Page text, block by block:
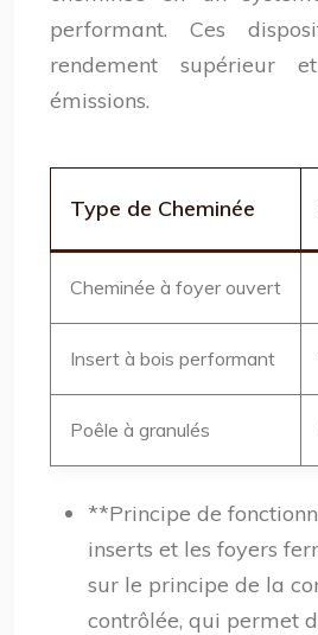
performant. Ces
rendement supérieur
émissions.
Type de Cheminée
Cheminée à foyer ouvert
Insert à bois performant
Poêle à granulés
**Principe de
inserts et les foyers
sur le principe de la
contrôlée, qui permet